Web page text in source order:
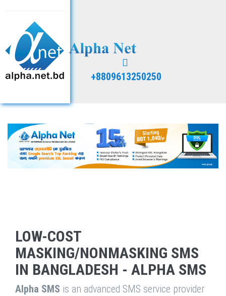
+8809613250250
LOW-COST
MASKING/NONMASKING SMS
IN BANGLADESH - ALPHA SMS
Alpha SMS is an advanced SMS service provider